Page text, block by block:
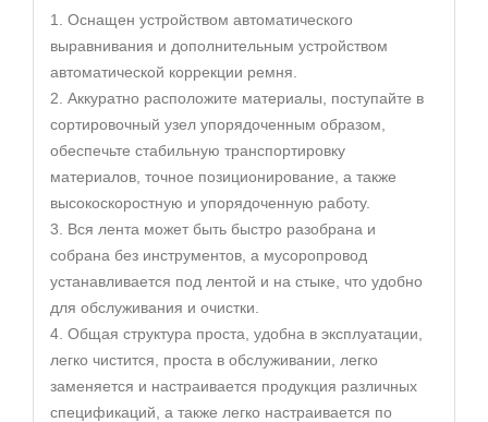
1. Оснащен устройством автоматического
выравнивания и дополнительным устройством
автоматической коррекции ремня.
2. Аккуратно расположите материалы, поступайте в
сортировочный узел упорядоченным образом,
обеспечьте стабильную транспортировку
материалов, точное позиционирование, а также
высокоскоростную и упорядоченную работу.
3. Вся лента может быть быстро разобрана и
собрана без инструментов, а мусоропровод
устанавливается под лентой и на стыке, что удобно
для обслуживания и очистки.
4. Общая структура проста, удобна в эксплуатации,
легко чистится, проста в обслуживании, легко
заменяется и настраивается продукция различных
спецификаций, а также легко настраивается по